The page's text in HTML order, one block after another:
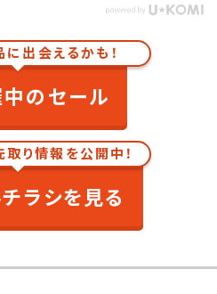
出会えるかも！
のセール
り情報を公開中！
ラシを見る